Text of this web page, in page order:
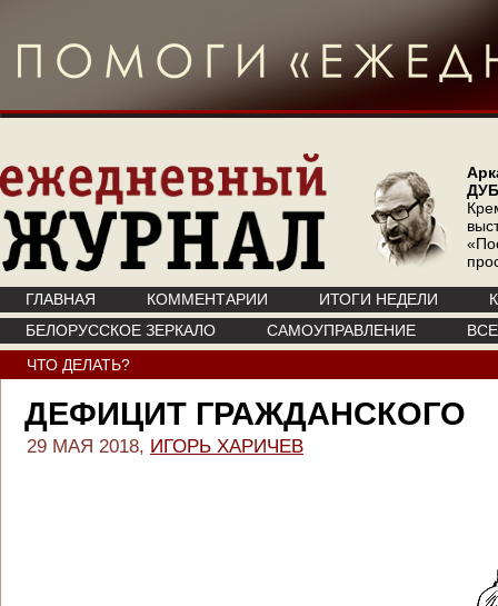
ГЛАВНАЯ КОММЕНТАРИИ ИТОГИ НЕДЕЛИ
БЕЛОРУССКОЕ ЗЕРКАЛО
САМОУПРАВЛЕНИЕ
ЧТО ДЕЛАТЬ?
ДЕФИЦИТ ГРАЖДАНСКОГО
29 МАЯ 2018, ИГОРЬ ХАРИЧЕВ